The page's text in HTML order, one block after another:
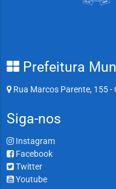
Prefeitura
Rua Marcos Parente, 155 -
Siga-nos
Instagram
Facebook
Twitter
Youtube